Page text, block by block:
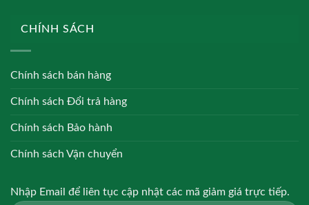
CHÍNH SÁCH
Chính sách bán hàng
Chính sách Đổi trả hàng
Chính sách Bảo hành
Chính sách Vận chuyển
Nhập Email để liên tục cập nhật các mã giảm giá trực tiếp.